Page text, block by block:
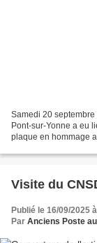
Samedi 20
Pont-sur-Yonne a eu
plaque en hommage
Visite du
Publié le 16/09/2025
Par Anciens Poste